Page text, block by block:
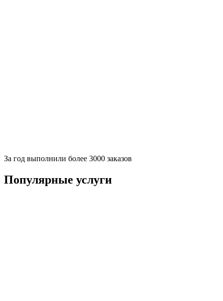
За год выполнили более 3000 заказов
Популярные услуги